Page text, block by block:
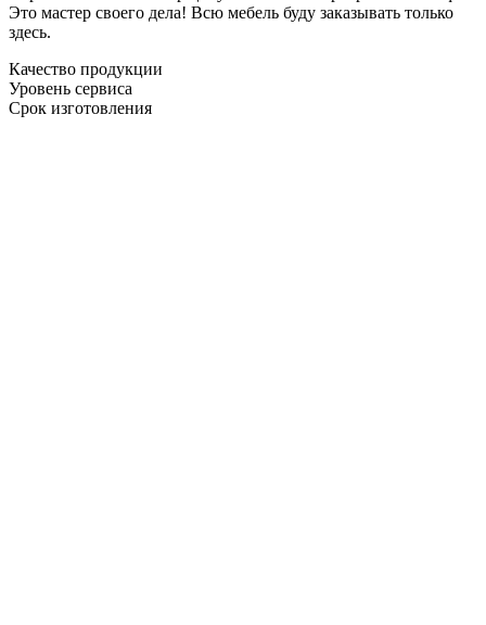
Это мастер своего дела! Всю мебель буду заказывать только
здесь.
Качество продукции
Уровень сервиса
Срок изготовления